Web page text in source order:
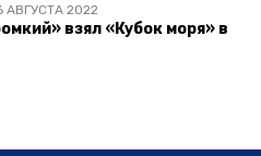
АВГУСТА 2022
взял «Кубок моря» в